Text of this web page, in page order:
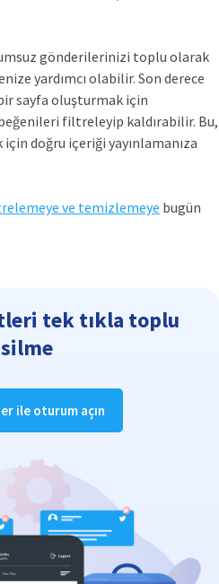
gönderilerinizi toplu olarak
yardımcı olabilir. Son derece
sayfa oluşturmak için
filtreleyip kaldırabilir. Bu,
doğru içeriği yayınlamanıza
ve temizlemeye bugün
tek tıkla toplu
silme
ile oturum açın